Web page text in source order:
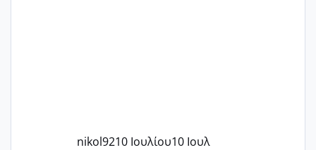
nikol9210 Ιουλίου10 Ιουλ